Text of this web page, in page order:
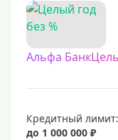
Альфа
Кредитный лимит:
до 1 000 000 ₽